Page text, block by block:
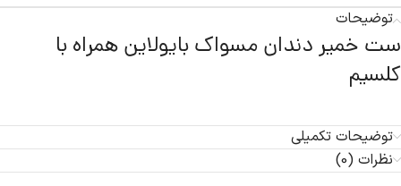
توضیحات
ست خمیر دندان مسواک بایولاین همراه با
کلسیم
توضیحات تکمیلی
نظرات (0)